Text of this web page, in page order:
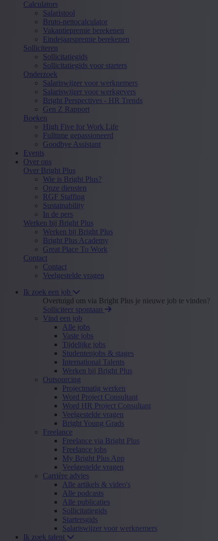
Calculators
Salaristool
Bruto-nettocalculator
Vakantiepremie berekenen
Eindejaarspremie berekenen
Solliciteren
Sollicitatiegids
Sollicitatiegids voor starters
Onderzoek
Salariswijzer voor werknemers
Salariswijzer voor werkgevers
Bright Perspectives - HR Trends
Gen Z Rapport
Boeken
High Five for Work Life
Fulltime gepassioneerd
Goodbye Assistant
Events
Over ons
Over Bright Plus
Wie is Bright Plus?
Onze diensten
RGF Staffing
Sustainability
In de pers
Werken bij Bright Plus
Werken bij Bright Plus
Bright Plus Academy
Great Place To Work
Contact
Contact
Veelgestelde vragen
Ik zoek een job
Overtuigd om via Bright Plus je nieuwe job te vinden?
Solliciteer spontaan
Vind een job
Alle jobs
Vaste jobs
Tijdelijke jobs
Studentenjobs & stages
International Talents
Werken bij Bright Plus
Outsourcing
Projectmatig werken
Word Project Consultant
Word HR Project Consultant
Veelgestelde vragen
Bright Young Grads
Freelance
Freelance via Bright Plus
Freelance jobs
My Bright Plus App
Veelgestelde vragen
Carrière advies
Alle artikels & video's
Alle podcasts
Alle publicaties
Sollicitatiegids
Startersgids
Salariswijzer voor werknemers
Ik zoek talent